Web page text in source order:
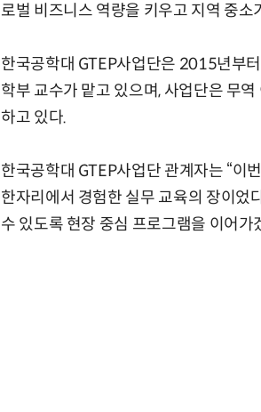
로벌 비즈니스 역량을 키우고 지역 중
한국공학대 GTEP사업단은 2015년부
학부 교수가 맡고 있으며, 사업단은 무
하고 있다.
한국공학대 GTEP사업단 관계자는 “이
한자리에서 경험한 실무 교육의 장이었
수 있도록 현장 중심 프로그램을 이어가